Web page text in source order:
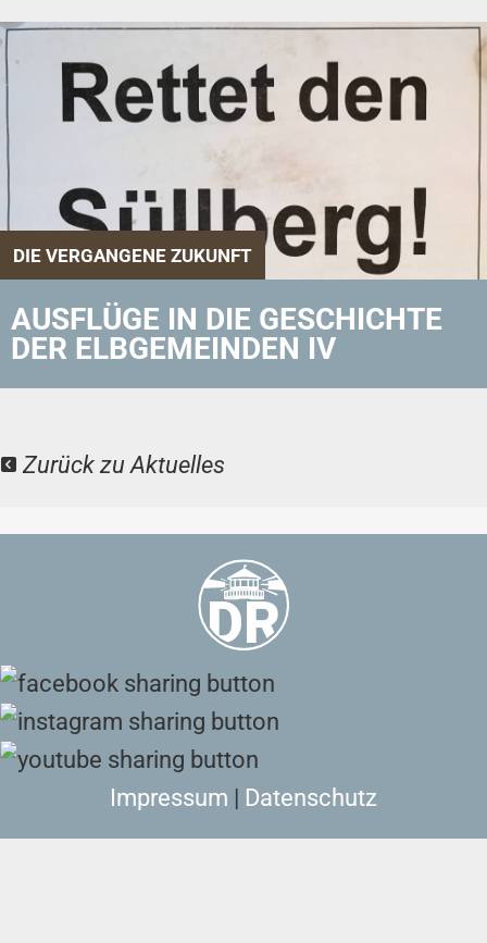
DIE VERGANGENE ZUKUNFT
AUSFLÜGE IN DIE GESCHICHTE
DER ELBGEMEINDEN IV
Zurück zu Aktuelles
Impressum | Datenschutz